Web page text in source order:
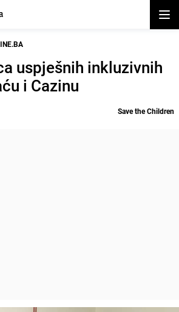
uspješnih inkluzivnih
i Cazinu
Save the Children